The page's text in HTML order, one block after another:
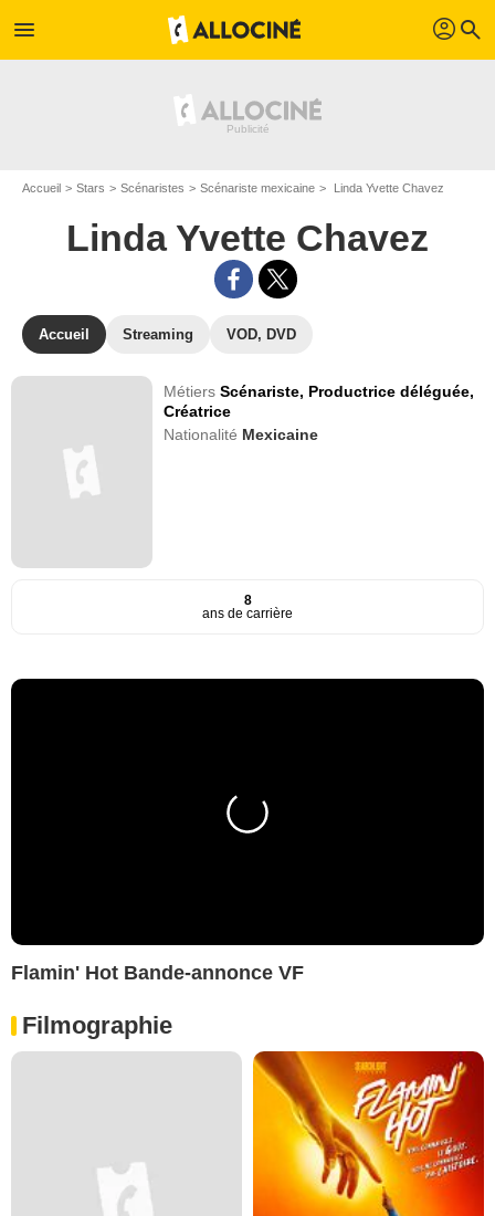
menu profil search
Accueil Stars Scénaristes Scénariste mexicaine Linda Yvette Chavez
Linda Yvette Chavez
Accueil Streaming VOD, DVD
MétiersScénariste, Productrice déléguée,
Créatrice
Nationalité Mexicaine
8
ans de carrière
Flamin' Hot Bande-annonce VF
Filmographie